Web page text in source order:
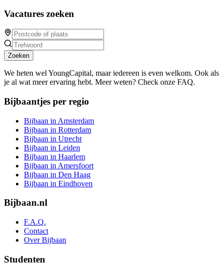
Vacatures zoeken
Zoeken
We heten wel YoungCapital, maar iedereen is even welkom. Ook als
je al wat meer ervaring hebt. Meer weten? Check onze FAQ.
Bijbaantjes per regio
Bijbaan in Amsterdam
Bijbaan in Rotterdam
Bijbaan in Utrecht
Bijbaan in Leiden
Bijbaan in Haarlem
Bijbaan in Amersfoort
Bijbaan in Den Haag
Bijbaan in Eindhoven
Bijbaan.nl
F.A.Q.
Contact
Over Bijbaan
Studenten